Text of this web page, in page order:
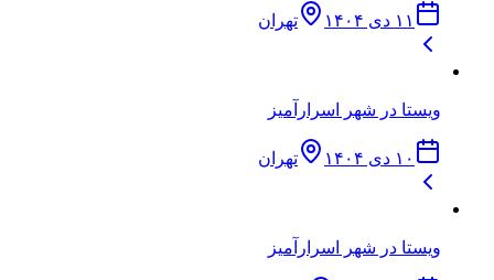
۱۱ دی ۱۴۰۴ تهران
ویستا در شهر اسرارآمیز
۱۰ دی ۱۴۰۴ تهران
ویستا در شهر اسرارآمیز